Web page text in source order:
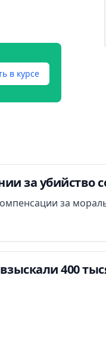
в курсе
за убийство
за
400